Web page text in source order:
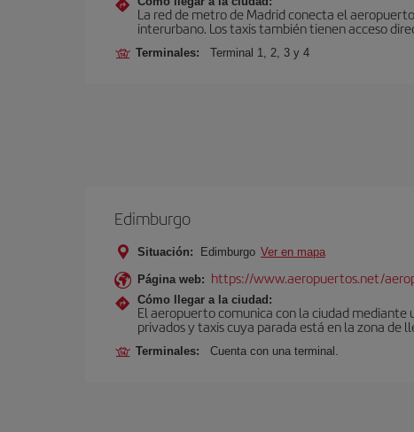
La red de metro de Madrid conecta el
interurbano. Los taxis también tienen acceso
Terminales: Terminal 1, 2, 3 y 4
Edimburgo
Situación: Edimburgo Ver en mapa
Página web: https://www.aeropuertos.net/
Cómo llegar a la ciudad:
El aeropuerto comunica con la ciudad mediante
privados y taxis cuya parada está en la zona de
Terminales: Cuenta con una terminal.